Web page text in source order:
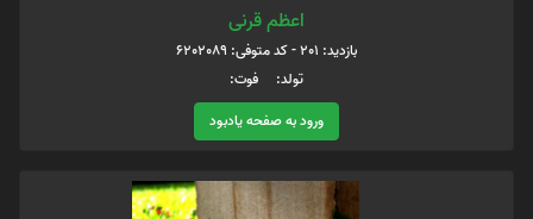
اعظم قرنی
بازدید: 201 - کد متوفی: 6202089
تولد: فوت:
ورود به صفحه یادبود